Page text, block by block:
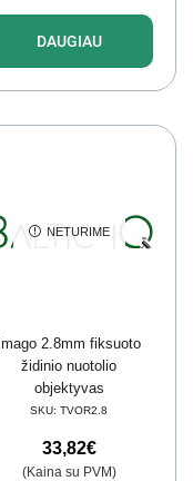
DAUGIAU
NETURIME
Imago 2.8mm fiksuoto
židinio nuotolio
objektyvas
SKU: TVOR2.8
33,82€
(Kaina su PVM)